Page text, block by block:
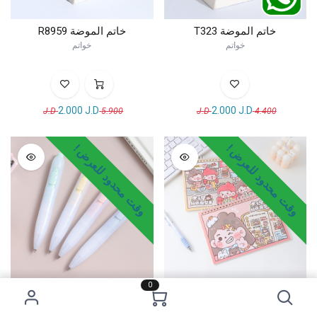
0
خاتم الموضة T323
خواتم
4.400
J.D
2.000 J.D
خاتم الموضة R8959
خواتم
5.900
J.D
2.000 J.D
وقت محدود للعرض ! وقت محدود للعرض !
قلم FWX-739Bmini Emoji
المحايد (3 قطع بسعر 10 يوان) -